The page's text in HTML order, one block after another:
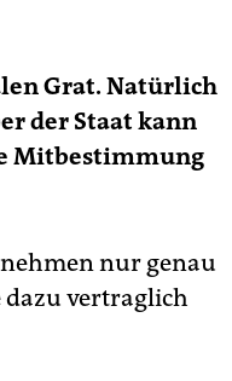
Grat. Natürlich
der Staat kann
Mitbestimmung
nur genau
dazu vertraglich